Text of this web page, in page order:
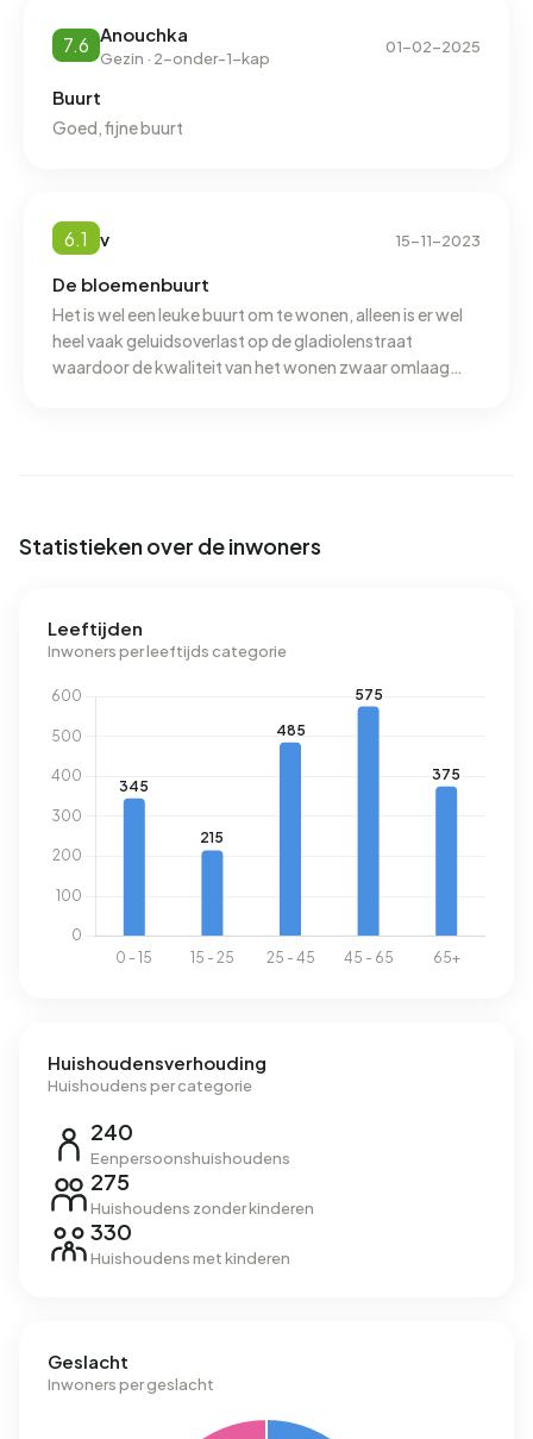
7.6 Anouchka
Gezin · 2-onder-1-kap
01-02-2025
Buurt
Goed, fijne buurt
6.1 v 15-11-2023
De bloemenbuurt
Het is wel een leuke buurt om te wonen, alleen is er wel
heel vaak geluidsoverlast op de gladiolenstraat
waardoor de kwaliteit van het wonen zwaar omlaag
Statistieken over de inwoners
Leeftijden
Inwoners per leeftijds categorie
Huishoudensverhouding
Huishoudens per categorie
240
Eenpersoonshuishoudens
275
Huishoudens zonder kinderen
330
Huishoudens met kinderen
Geslacht
Inwoners per geslacht